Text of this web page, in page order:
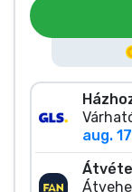
aug.
Márkák